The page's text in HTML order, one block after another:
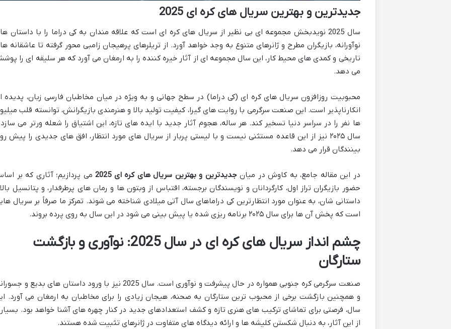
جدیدترین و بهترین سریال های کره ای 2025
سال 2025 نویدبخش مجموعه ای بی نظیر از سریال های کره ای است که علاقه مندان به کی دراما را با داستان
نوآورانه، بازیگران مطرح و ژانرهای متنوع به وجد خواهد آورد. از تریلرهای پرهیجان زامبی محور گرفته تا عاشقانه
تاریخی و کمدی های محیط کار، این سال مجموعه ای از آثار خیره کننده را به ارمغان می آورد که هر سلیقه ای را
می دهد.
محبوبیت روزافزون سریال های کره ای (کی دراما) در سطح جهانی و به ویژه در میان مخاطبان فارسی زبان، پدیده
انکارناپذیر است. این صنعت سرگرمی با روایت های گیرا، کیفیت تولید بالا و هنرمندی بازیگرانش، توانسته قلب
ها نفر را در سراسر دنیا تسخیر کند. هر ساله، هجوم آثار جدید با ایده های تازه، این اشتیاق را شعله ورتر می
سال ۲۰۲۵ نیز از این قاعده مستثنی نیست و با لیستی پربار از سریال های مورد انتظار، افق های جدیدی را پیش
بینندگان قرار می دهد.
در این مقاله جامع، به کاوش در میانجدیدترین و بهترین سریال های کره ای 2025
می پردازیم؛ آثاری که بر
حضور بازیگران تراز اول، کارگردانان و نویسندگان برجسته، اقتباس از وبتون ها و رمان های پرطرفدار، و پتانسیل
داستانی شان، به عنوان مورد انتظارترین کی دراماهای سال آتی میلادی شناخته می شوند. تمرکز ما صرفاً بر سریال
است که پخش آن ها برای سال ۲۰۲۵ برنامه ریزی شده یا پیش بینی می شود در این سال به روی پرده بروند.
چشم انداز سریال های کره ای در سال 2025: نوآوری و بازگشت
ستارگان
صنعت سرگرمی کره جنوبی همواره در حال پیشرفت و نوآوری است. سال 2025 نیز با ورود داستان های بدیع و
و همچنین بازگشت برخی از محبوب ترین ستارگان به صحنه، هیجان زیادی را برای مخاطبان به ارمغان می آورد.
سال، فرصتی برای تماشای ترکیب های هنری تازه و کشف استعدادهای جدید در کنار چهره های آشنا خواهد بود.
از این آثار، به دنبال شکستن کلیشه ها و ارائه دیدگاه های متفاوت در ژانرهای تثبیت شده هستند.